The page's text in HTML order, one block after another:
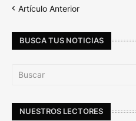
Artículo Anterior
BUSCA TUS NOTICIAS
NUESTROS LECTORES